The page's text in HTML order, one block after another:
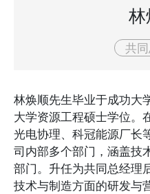
林
共
林焕顺先生毕业于成功大
大学资源工程硕士学位。
光电协理、科冠能源厂长
司内部多个部门，涵盖技
部门。升任为共同总经理
技术与制造方面的研发与